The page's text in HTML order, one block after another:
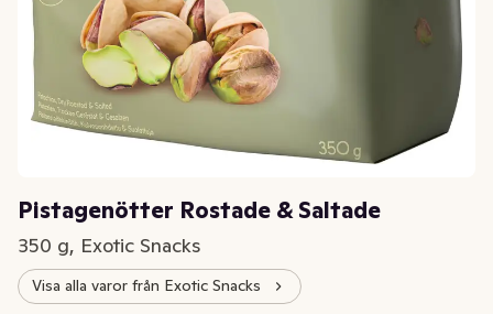
Pistagenötter Rostade & Saltade
350 g, Exotic Snacks
Visa alla varor från Exotic Snacks